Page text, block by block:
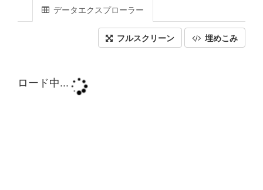
データエクスプローラー
フルスクリーン 埋めこみ